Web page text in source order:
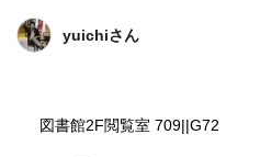
このような政策のあり方は、
公共政策におけるソーシャル
る。本書では特に、筆者の前
造性や公共性を現代の共同財
yuichiさん
図書館2F閲覧室 709||G72